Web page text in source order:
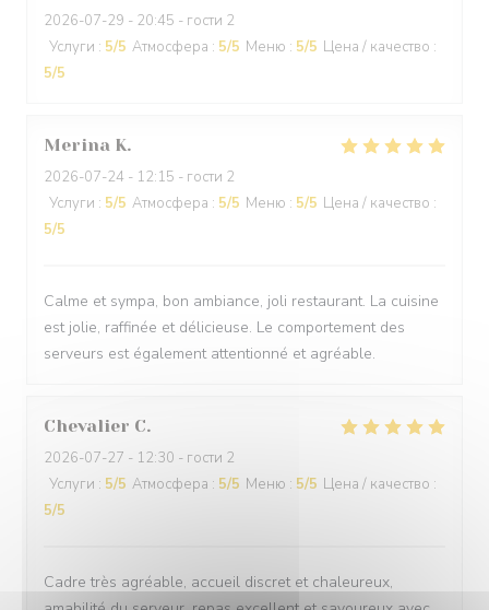
2026-07-29 - 20:45 - гости 2
Услуги : 5/5 Атмосфера : 5/5 Меню : 5/5 Цена / качество :
5/5
Merina K
2026-07-24 - 12:15 - гости 2
Услуги : 5/5 Атмосфера : 5/5 Меню : 5/5 Цена / качество :
5/5
Calme et sympa, bon ambiance, joli restaurant. La cuisine
est jolie, raffinée et délicieuse. Le comportement des
serveurs est également attentionné et agréable.
Chevalier C
2026-07-27 - 12:30 - гости 2
Услуги : 5/5 Атмосфера : 5/5 Меню : 5/5 Цена / качество :
5/5
Cadre très agréable, accueil discret et chaleureux,